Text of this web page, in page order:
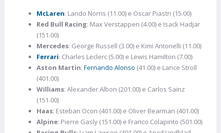
McLaren: Lando Norris (11.00) e Oscar Piastri (15.00)
Red Bull Racing: Max Verstappen (4.00) e Isack Hadjar
(151.00)
Mercedes: George Russell (3.00) e Kimi Antonelli (11.00)
Ferrari: Charles Leclerc (5.00) e Lewis Hamilton (7.00)
Aston Martin: Fernando Alonso (41.00) e Lance Stroll
(401.00)
Williams: Alexander Albon (201.00) e Carlos Sainz
(151.00)
Haas: Esteban Ocon (401.00) e Oliver Bearman (401.00)
Alpine: Pierre Gasly (151.00) e Franco Colapinto (501.00)